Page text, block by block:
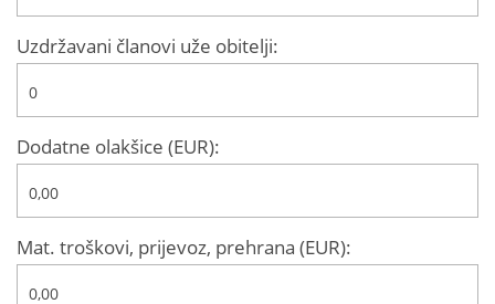
Uzdržavani članovi uže obitelji:
Dodatne olakšice (EUR):
Mat. troškovi, prijevoz, prehrana (EUR):